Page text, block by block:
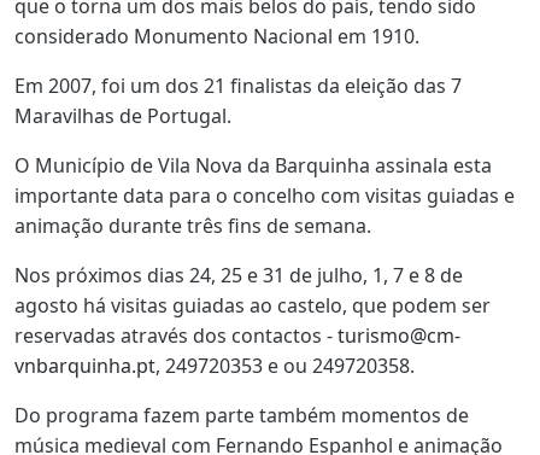
que o torna um dos mais belos do país, tendo sido
considerado Monumento Nacional em 1910.
Em 2007, foi um dos 21 finalistas da eleição das 7
Maravilhas de Portugal.
O Município de Vila Nova da Barquinha assinala esta
importante data para o concelho com visitas guiadas e
animação durante três fins de semana.
Nos próximos dias 24, 25 e 31 de julho, 1, 7 e 8 de
agosto há visitas guiadas ao castelo, que podem ser
reservadas através dos contactos -turismo@cm-
vnbarquinha.pt, 249720353 e ou 249720358.
Do programa fazem parte também momentos de
música medieval com Fernando Espanhol e animação